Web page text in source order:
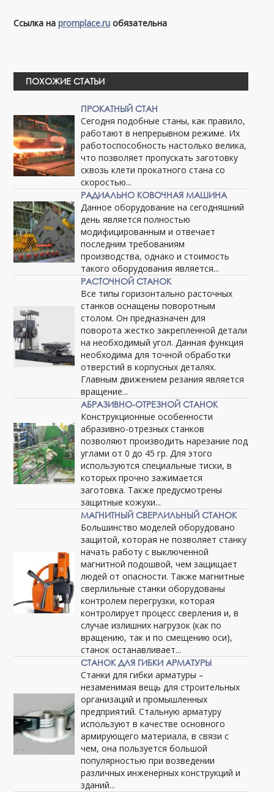
Ссылка наpromplace.ru обязательна
ПОХОЖИЕ СТАТЬИ
ПРОКАТНЫЙ СТАН
Сегодня подобные станы, как правило,
работают в непрерывном режиме. Их
работоспособность настолько велика,
что позволяет пропускать заготовку
сквозь клети прокатного стана со
скоростью...
РАДИАЛЬНО КОВОЧНАЯ МАШИНА
Данное оборудование на сегодняшний
день является полностью
модифицированным и отвечает
последним требованиям
производства, однако и стоимость
такого оборудования является...
РАСТОЧНОЙ СТАНОК
Все типы горизонтально расточных
станков оснащены поворотным
столом. Он предназначен для
поворота жестко закрепленной детали
на необходимый угол. Данная функция
необходима для точной обработки
отверстий в корпусных деталях.
Главным движением резания является
вращение...
АБРАЗИВНО-ОТРЕЗНОЙ СТАНОК
Конструкционные особенности
абразивно-отрезных станков
позволяют производить нарезание под
углами от 0 до 45 гр. Для этого
используются специальные тиски, в
которых прочно зажимается
заготовка. Также предусмотрены
защитные кожухи...
МАГНИТНЫЙ СВЕРЛИЛЬНЫЙ СТАНОК
Большинство моделей оборудовано
защитой, которая не позволяет станку
начать работу с выключенной
магнитной подошвой, чем защищает
людей от опасности. Также магнитные
сверлильные станки оборудованы
контролем перегрузки, которая
контролирует процесс сверления и, в
случае излишних нагрузок (как по
вращению, так и по смещению оси),
станок останавливает...
СТАНОК ДЛЯ ГИБКИ АРМАТУРЫ
Станки для гибки арматуры –
незаменимая вещь для строительных
организаций и промышленных
предприятий. Стальную арматуру
используют в качестве основного
армирующего материала, в связи с
чем, она пользуется большой
популярностью при возведении
различных инженерных конструкций и
зданий...